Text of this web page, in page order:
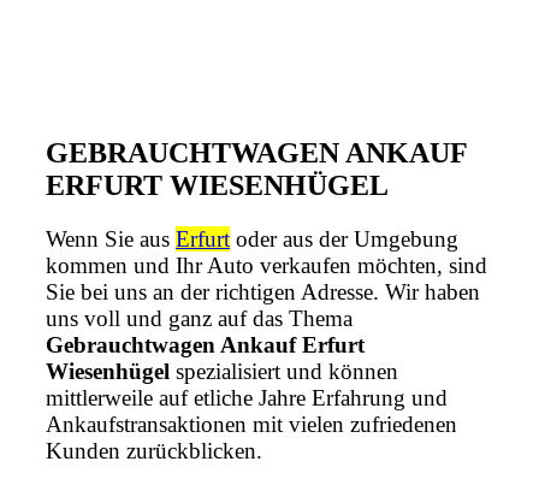
GEBRAUCHTWAGEN ANKAUF
ERFURT WIESENHÜGEL
Wenn Sie aus Erfurt oder aus der Umgebung
kommen und Ihr Auto verkaufen möchten, sind
Sie bei uns an der richtigen Adresse. Wir haben
uns voll und ganz auf das Thema
Gebrauchtwagen Ankauf Erfurt
Wiesenhügel spezialisiert und können
mittlerweile auf etliche Jahre Erfahrung und
Ankaufstransaktionen mit vielen zufriedenen
Kunden zurückblicken.